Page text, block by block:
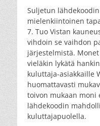
Suljetun
mielenkiintoinen
7. Tuo Vistan
vihdoin se vaihdon
järjestelmistä.
vieläkin lykätä
kuluttaja-asiakkaille
huomattavasti
toivon mukaan moni
lähdekoodin
kuluttajapuolella.